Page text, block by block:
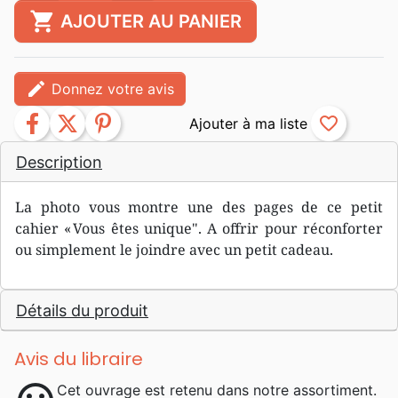
Description
La photo vous montre une des pages de ce petit
cahier « Vous êtes unique". A offrir pour réconforter
ou simplement le joindre avec un petit cadeau.
Détails du produit
Avis du libraire
Cet ouvrage est retenu dans notre assortiment.
shopping_cart AJOUTER AU PANIER
edit Donnez votre avis
facebook twitter pinterest favorite_border